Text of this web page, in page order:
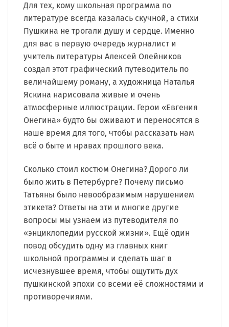
Для тех, кому школьная программа по
литературе всегда казалась скучной, а стихи
Пушкина не трогали душу и сердце. Именно
для вас в первую очередь журналист и
учитель литературы Алексей Олейников
создал этот графический путеводитель по
величайшему роману, а художница Наталья
Яскина нарисовала живые и очень
атмосферные иллюстрации. Герои «Евгения
Онегина» будто бы оживают и переносятся в
наше время для того, чтобы рассказать нам
всё о быте и нравах прошлого века.
Сколько стоил костюм Онегина? Дорого ли
было жить в Петербурге? Почему письмо
Татьяны было невообразимым нарушением
этикета? Ответы на эти и многие другие
вопросы мы узнаем из путеводителя по
«энциклопедии русской жизни». Ещё один
повод обсудить одну из главных книг
школьной программы и сделать шаг в
исчезнувшее время, чтобы ощутить дух
пушкинской эпохи со всеми её сложностями и
противоречиями.